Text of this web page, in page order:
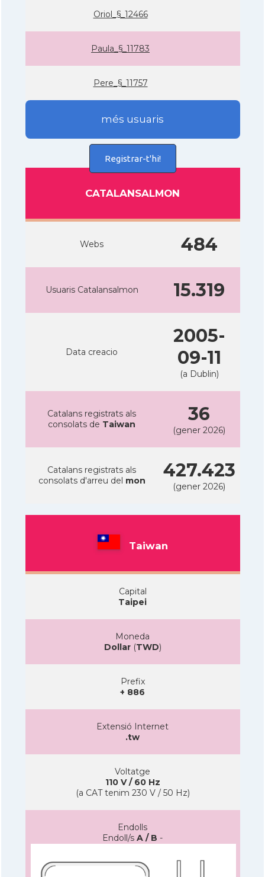
Oriol_§_12466
Paula_§_11783
Pere_§_11757
més usuaris
Registrar-t'hi!
CATALANSALMON
Webs 484
Usuaris Catalansalmon 15.319
Data creacio
2005-
09-11
(a Dublin)
Catalans registrats als
consolats de Taiwan 36
(gener 2026)
Catalans registrats als
consolats d'arreu del mon 427.423
(gener 2026)
Taiwan
Capital
Taipei
Moneda
Dollar(TWD)
Prefix
+ 886
Extensió Internet
.tw
Voltatge
110 V / 60 Hz
(a CAT tenim 230 V / 50 Hz)
Endolls
Endoll/s A / B -